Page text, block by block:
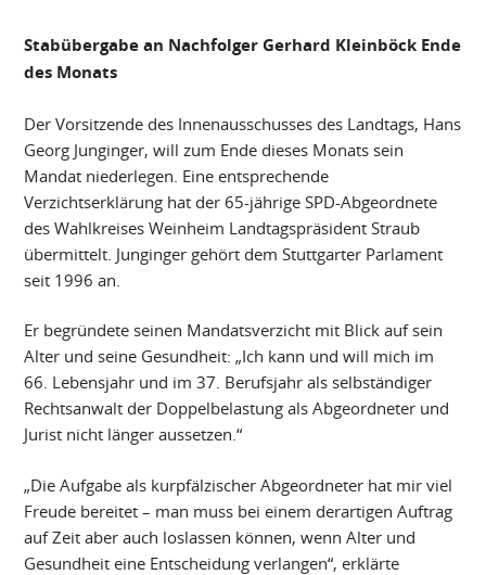
Stabübergabe an Nachfolger Gerhard Kleinböck Ende
des Monats
Der Vorsitzende des Innenausschusses des Landtags, Hans
Georg Junginger, will zum Ende dieses Monats sein
Mandat niederlegen. Eine entsprechende
Verzichtserklärung hat der 65-jährige SPD-Abgeordnete
des Wahlkreises Weinheim Landtagspräsident Straub
übermittelt. Junginger gehört dem Stuttgarter Parlament
seit 1996 an.
Er begründete seinen Mandatsverzicht mit Blick auf sein
Alter und seine Gesundheit: „Ich kann und will mich im
66. Lebensjahr und im 37. Berufsjahr als selbständiger
Rechtsanwalt der Doppelbelastung als Abgeordneter und
Jurist nicht länger aussetzen.“
„Die Aufgabe als kurpfälzischer Abgeordneter hat mir viel
Freude bereitet – man muss bei einem derartigen Auftrag
auf Zeit aber auch loslassen können, wenn Alter und
Gesundheit eine Entscheidung verlangen“, erklärte